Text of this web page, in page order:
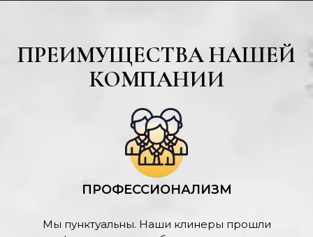
ПРЕИМУЩЕСТВА НАШЕЙ
КОМПАНИИ
ПРОФЕССИОНАЛИЗМ
Мы пунктуальны. Наши клинеры прошли